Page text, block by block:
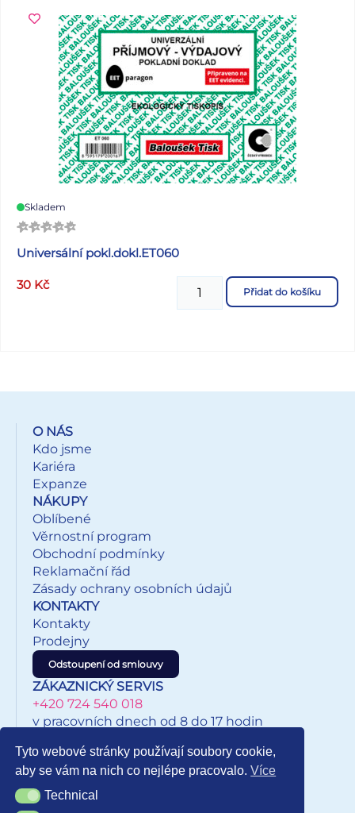
Skladem
Universální pokl.dokl.ET060
30 Kč Přidat do košíku
O NÁS
Kdo jsme
Kariéra
Expanze
NÁKUPY
Oblíbené
Věrnostní program
Obchodní podmínky
Reklamační řád
Zásady ochrany osobních údajů
KONTAKTY
Kontakty
Prodejny
Odstoupení od smlouvy
ZÁKAZNICKÝ SERVIS
+420 724 540 018
v pracovních dnech od 8 do 17 hodin
NEWSLETTER
Tyto webové stránky používají soubory cookie,
aby se vám na nich co nejlépe pracovalo.Více
TechnicalTechnical